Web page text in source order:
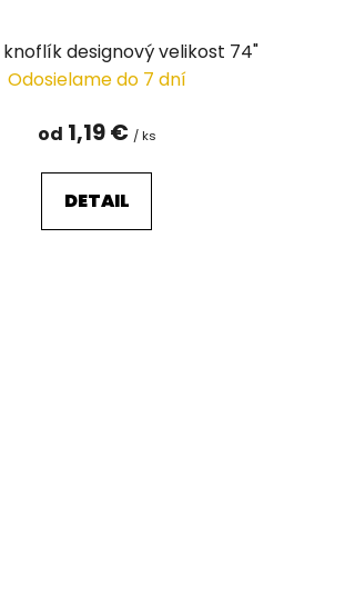
knoflík designový velikost 74"
Odosielame do 7 dní
od 1,19 € / ks
DETAIL